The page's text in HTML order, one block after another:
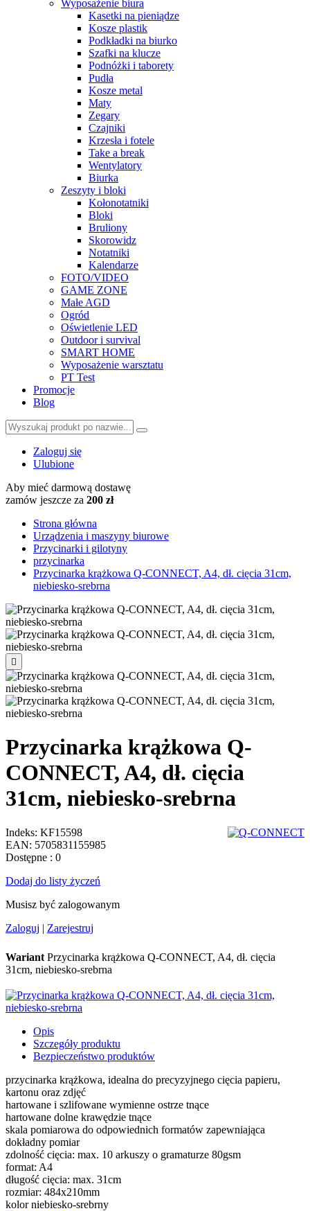
Wyposażenie biura
Kasetki na pieniądze
Kosze plastik
Podkładki na biurko
Szafki na klucze
Podnóżki i taborety
Pudła
Kosze metal
Maty
Zegary
Czajniki
Krzesła i fotele
Take a break
Wentylatory
Biurka
Zeszyty i bloki
Kołonotatniki
Bloki
Bruliony
Skorowidz
Notatniki
Kalendarze
FOTO/VIDEO
GAME ZONE
Małe AGD
Ogród
Oświetlenie LED
Outdoor i survival
SMART HOME
Wyposażenie warsztatu
PT Test
Promocje
Blog
Zaloguj się
Ulubione
Aby mieć darmową dostawę
zamów jeszcze za 200 zł
Strona główna
Urządzenia i maszyny biurowe
Przycinarki i gilotyny
przycinarka
Przycinarka krążkowa Q-CONNECT, A4, dł. cięcia 31cm,
niebiesko-srebrna

Przycinarka krążkowa Q-
CONNECT, A4, dł. cięcia
31cm, niebiesko-srebrna
Indeks: KF15598
EAN: 5705831155985
Dostępne : 0
Dodaj do listy życzeń
Musisz być zalogowanym
Zaloguj | Zarejestruj
Wariant Przycinarka krążkowa Q-CONNECT, A4, dł. cięcia
31cm, niebiesko-srebrna
Opis
Szczegóły produktu
Bezpieczeństwo produktów
przycinarka krążkowa, idealna do precyzyjnego cięcia papieru,
kartonu oraz zdjęć
hartowane i szlifowane wymienne ostrze tnące
hartowane dolne krawędzie tnące
skala pomiarowa do odpowiednich formatów zapewniająca
dokładny pomiar
zdolność cięcia: max. 10 arkuszy o gramaturze 80gsm
format: A4
długość cięcia: max. 31cm
rozmiar: 484x210mm
kolor niebiesko-srebrny